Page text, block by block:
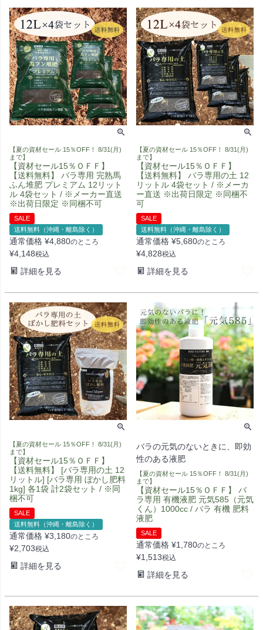
【夏の資材セール 15％OFF！ 8/31(月)
まで】
【資材セール15％ＯＦＦ】
【送料無料】 バラ専用 完熟馬
ふん堆肥 プレミアム 12リット
ル 4袋セット / ※メーカー直送
※出荷日限定 ※同梱不可
SALE
送料無料（沖縄・離島除く）
通常価格 ¥4,880のところ
¥4,148税込
詳細を見る
【夏の資材セール 15％OFF！ 8/31(月)
まで】
【資材セール15％ＯＦＦ】
【送料無料】 バラ専用の土 12
リットル 4袋セット / ※メーカ
ー直送 ※出荷日限定 ※同梱不
可
SALE
送料無料（沖縄・離島除く）
通常価格 ¥5,680のところ
¥4,828税込
詳細を見る
【夏の資材セール 15％OFF！ 8/31(月)
まで】
【資材セール15％ＯＦＦ】
【送料無料】 [バラ専用の土 12
リットル] [バラ専用 ぼかし肥料
1kg] 各1袋 計2袋セット / ※同
梱不可
SALE
送料無料（沖縄・離島除く）
通常価格 ¥3,180のところ
¥2,703税込
詳細を見る
バラの元気のないときに、即効
性のある液肥
【夏の資材セール 15％OFF！ 8/31(月)
まで】
【資材セール15％ＯＦＦ】 バ
ラ専用 有機液肥 元気585（元気
くん）1000cc / バラ 有機 肥料
液肥
SALE
通常価格 ¥1,780のところ
¥1,513税込
詳細を見る